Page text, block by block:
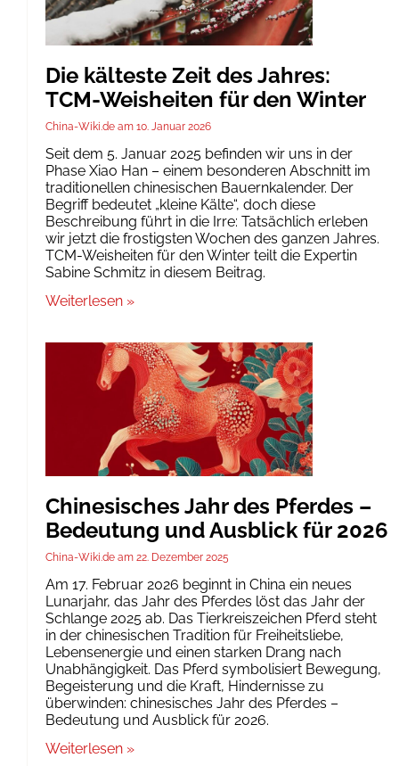
Die kälteste Zeit des Jahres:
TCM-Weisheiten für den Winter
China-Wiki.de 10. Januar 2026
Seit dem 5. Januar 2025 befinden wir uns in der
Phase Xiao Han – einem besonderen Abschnitt im
traditionellen chinesischen Bauernkalender. Der
Begriff bedeutet „kleine Kälte“, doch diese
Beschreibung führt in die Irre: Tatsächlich erleben
wir jetzt die frostigsten Wochen des ganzen Jahres.
TCM-Weisheiten für den Winter teilt die Expertin
Sabine Schmitz in diesem Beitrag.
Weiterlesen »
Chinesisches Jahr des Pferdes –
Bedeutung und Ausblick für 2026
China-Wiki.de 22. Dezember 2025
Am 17. Februar 2026 beginnt in China ein neues
Lunarjahr, das Jahr des Pferdes löst das Jahr der
Schlange 2025 ab. Das Tierkreiszeichen Pferd steht
in der chinesischen Tradition für Freiheitsliebe,
Lebensenergie und einen starken Drang nach
Unabhängigkeit. Das Pferd symbolisiert Bewegung,
Begeisterung und die Kraft, Hindernisse zu
überwinden: chinesisches Jahr des Pferdes –
Bedeutung und Ausblick für 2026.
Weiterlesen »